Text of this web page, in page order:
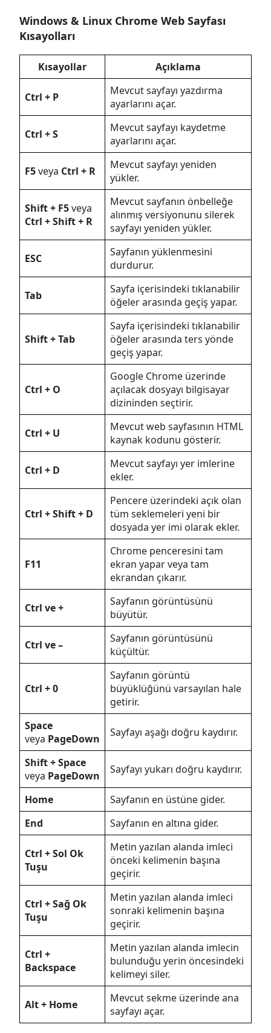
Windows & Linux Chrome Web Sayfası
Kısayolları
Kısayollar Açıklama
Ctrl + P
Mevcut sayfayı yazdırma
ayarlarını açar.
Ctrl + S
Mevcut sayfayı kaydetme
ayarlarını açar.
F5veya Ctrl + R
Mevcut sayfayı yeniden
yükler.
Shift + F5veya
Ctrl + Shift + R
Mevcut sayfanın önbelleğe
alınmış versiyonunu silerek
sayfayı yeniden yükler.
ESC
Sayfanın yüklenmesini
durdurur.
Tab
Sayfa içerisindeki tıklanabilir
öğeler arasında geçiş yapar.
Shift + Tab
Sayfa içerisindeki tıklanabilir
öğeler arasında ters yönde
geçiş yapar.
Ctrl + O
Google Chrome üzerinde
açılacak dosyayı bilgisayar
dizininden seçtirir.
Ctrl + U
Mevcut web sayfasının HTML
kaynak kodunu gösterir.
Ctrl + D
Mevcut sayfayı yer imlerine
ekler.
Ctrl + Shift + D
Pencere üzerindeki açık olan
tüm seklemeleri yeni bir
dosyada yer imi olarak ekler.
F11
Chrome penceresini tam
ekran yapar veya tam
ekrandan çıkarır.
Ctrl ve +
Sayfanın görüntüsünü
büyütür.
Ctrl ve –
Sayfanın görüntüsünü
küçültür.
Ctrl + 0
Sayfanın görüntü
büyüklüğünü varsayılan hale
getirir.
Space
veya PageDown Sayfayı aşağı doğru kaydırır.
Shift + Space
veya PageDown Sayfayı yukarı doğru kaydırır.
Home
Sayfanın en üstüne gider.
End
Sayfanın en altına gider.
Ctrl + Sol Ok
Tuşu
Metin yazılan alanda imleci
önceki kelimenin başına
geçirir.
Ctrl + Sağ Ok
Tuşu
Metin yazılan alanda imleci
sonraki kelimenin başına
geçirir.
Ctrl +
Backspace
Metin yazılan alanda imlecin
bulunduğu yerin öncesindeki
kelimeyi siler.
Alt + Home
Mevcut sekme üzerinde ana
sayfayı açar.